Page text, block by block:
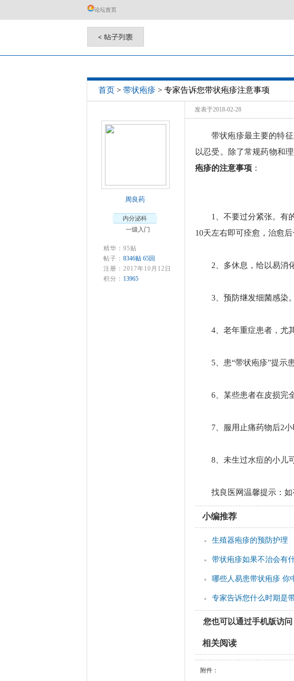
论坛首页
首页 > 带状疱疹 > 专家告诉您带状疱疹注意事项
周良药
内分泌科
一级入门
精华：95贴
帖子： 8346贴 65回
注册：2017年10月12日
积分： 13965
发表于2018-02-28
带状疱疹最主要的特
以忍受。除了常规药物和
疱疹的注意事项 ：
1、不要过分紧张。有
10天左右即可痊愈，治愈后
2、多休息，给以易消
3、预防继发细菌感染
4、老年重症患者，尤
5、患“带状疱疹”提示
6、某些患者在皮损完
7、服用止痛药物后2
8、未生过水痘的小儿
找良医网温馨提示：
小编推荐
生殖器疱疹的预防护理
带状疱疹如果不治会有
哪些人易患带状疱疹 你
专家告诉您什么时期是
您也可以通过手机版访问
相关阅读
附件：